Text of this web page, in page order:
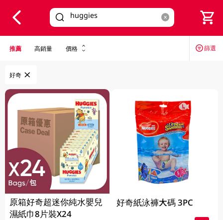
推薦 高銷量 價格 篩選
好奇
原箱好奇超迷你純水嬰兒
濕紙巾8片裝X24
好奇紙泳褲大碼 3PC